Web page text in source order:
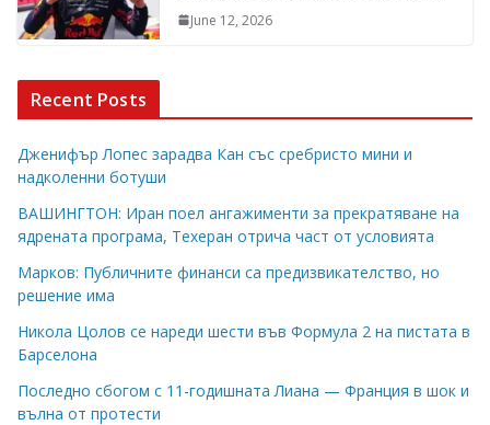
June 12, 2026
Recent Posts
Дженифър Лопес зарадва Кан със сребристо мини и
надколенни ботуши
ВАШИНГТОН: Иран поел ангажименти за прекратяване на
ядрената програма, Техеран отрича част от условията
Марков: Публичните финанси са предизвикателство, но
решение има
Никола Цолов се нареди шести във Формула 2 на пистата в
Барселона
Последно сбогом с 11-годишната Лиана — Франция в шок и
вълна от протести